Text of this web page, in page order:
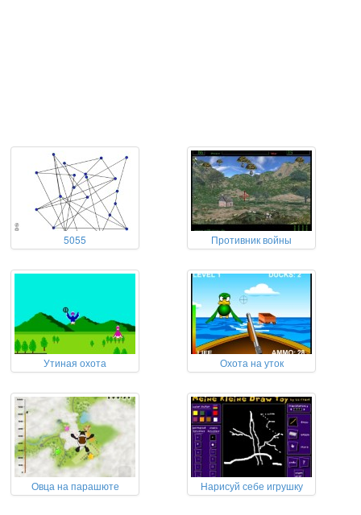
5055 Противник войны
Утиная охота Охота на уток
Овца на парашюте Нарисуй себе игрушку